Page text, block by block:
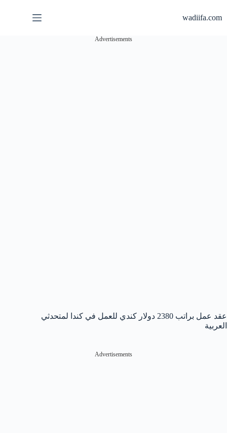
wadiifa.com
Advertisements
عقد عمل براتب 2380 دولار كندي للعمل في كندا لمتحدثي
العربية
Advertisements